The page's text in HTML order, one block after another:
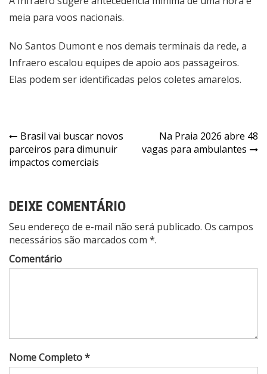
meia para voos nacionais.
No Santos Dumont e nos demais terminais da rede, a
Infraero escalou equipes de apoio aos passageiros.
Elas podem ser identificadas pelos coletes amarelos.
Navegação
de
Brasil vai buscar novos
parceiros para dimunuir
impactos comerciais
Na Praia 2026 abre 48
vagas para ambulantes
DEIXE COMENTÁRIO
Seu endereço de e-mail não será publicado. Os campos
necessários são marcados com *.
Comentário
Nome Completo *